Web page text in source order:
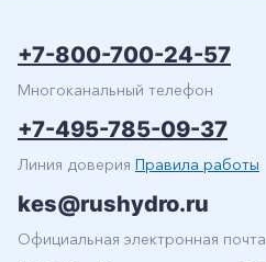
+7-800-700-24-57
Многоканальный телефон
+7-495-785-09-37
Линия доверия Правила работы
kes@rushydro.ru
Официальная электронная почта